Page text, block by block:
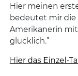
Hier meinen
bedeutet mir die
Amerikanerin
glücklich.”
Hier das Einzel-